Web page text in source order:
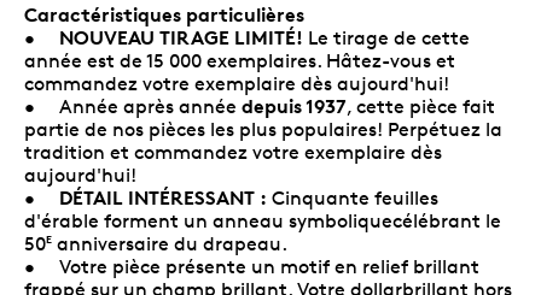
Caractéristiques particulières
• NOUVEAU TIRAGE LIMITÉ! Le tirage de cette
année est de 15 000 exemplaires. Hâtez-vous et
commandez votre exemplaire dès aujourd'hui!
• Année après année depuis 1937, cette pièce fait
partie de nos pièces les plus populaires! Perpétuez la
tradition et commandez votre exemplaire dès
aujourd'hui!
• DÉTAIL INTÉRESSANT : Cinquante feuilles
d'érable forment un anneau symboliquecélébrant le
50E anniversaire du drapeau.
• Votre pièce présente un motif en relief brillant
frappé sur un champ brillant. Votre dollarbrillant hors